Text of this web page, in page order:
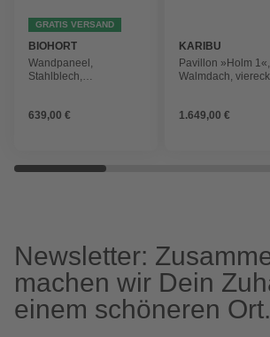
GRATIS VERSAND
BIOHORT
Wandpaneel,
Stahlblech,
639,00 €
KARIBU
Pavillon »Holm 1«,
Walmdach,
1.649,00 €
Newsletter:
machen wir Dein
einem schöneren Ort.